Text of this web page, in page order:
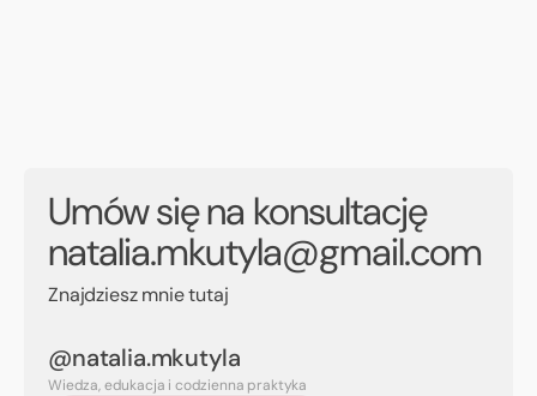
Umów się na konsultację
natalia.mkutyla@gmail.com
Znajdziesz mnie tutaj
@natalia.mkutyla
Wiedza, edukacja i codzienna praktyka